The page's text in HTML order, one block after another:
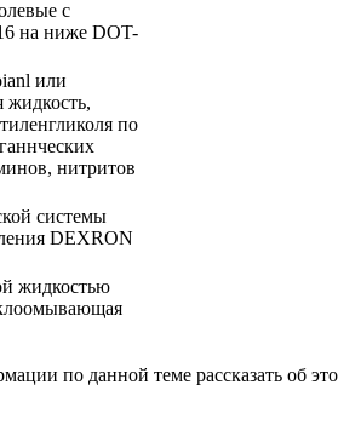
с
на ниже DOT-
или
жидкость,
по
нитритов
системы
DEXRON
жидкостью
по данной теме рассказать об